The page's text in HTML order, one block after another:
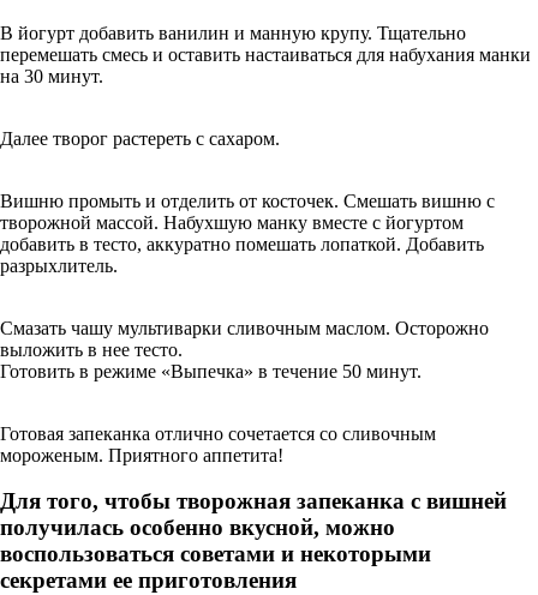
В йогурт добавить ванилин и манную крупу. Тщательно
перемешать смесь и оставить настаиваться для набухания манки
на 30 минут.
Далее творог растереть с сахаром.
Вишню промыть и отделить от косточек. Смешать вишню с
творожной массой. Набухшую манку вместе с йогуртом
добавить в тесто, аккуратно помешать лопаткой. Добавить
разрыхлитель.
Смазать чашу мультиварки сливочным маслом. Осторожно
выложить в нее тесто.
Готовить в режиме «Выпечка» в течение 50 минут.
Готовая запеканка отлично сочетается со сливочным
мороженым. Приятного аппетита!
Для того, чтобы творожная запеканка с вишней
получилась особенно вкусной, можно
воспользоваться советами и некоторыми
секретами ее приготовления